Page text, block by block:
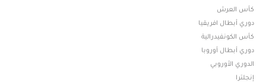
كأس العرش
دوري أبطال افريقيا
كأس الكونفيدرالية
دوري أبطال أوروبا
الدوري الأوروبي
إنجلترا